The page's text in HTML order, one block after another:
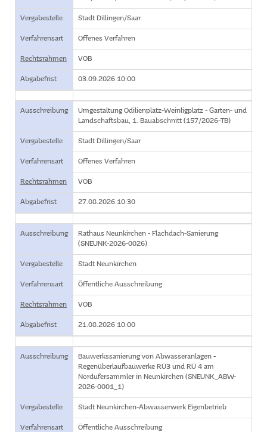
Vergabestelle Stadt Dillingen/Saar
Verfahrensart Offenes Verfahren
Rechtsrahmen VOB
Abgabefrist 03.09.2026 10:00
Ausschreibung
Umgestaltung Odilienplatz-Weinligplatz - Garten- und
Landschaftsbau, 1. Bauabschnitt (157/2026-TB)
Vergabestelle Stadt Dillingen/Saar
Verfahrensart Offenes Verfahren
Rechtsrahmen VOB
Abgabefrist 27.08.2026 10:30
Ausschreibung
Rathaus Neunkirchen - Flachdach-Sanierung
(SNEUNK-2026-0026)
Vergabestelle Stadt Neunkirchen
Verfahrensart Öffentliche Ausschreibung
Rechtsrahmen VOB
Abgabefrist 21.08.2026 10:00
Ausschreibung
Bauwerkssanierung von Abwasseranlagen -
Regenüberlaufbauwerke RÜ3 und RÜ 4 am
Nordufersammler in Neunkirchen (SNEUNK_ABW-
2026-0001_1)
Vergabestelle Stadt Neunkirchen-Abwasserwerk Eigenbetrieb
Verfahrensart Öffentliche Ausschreibung